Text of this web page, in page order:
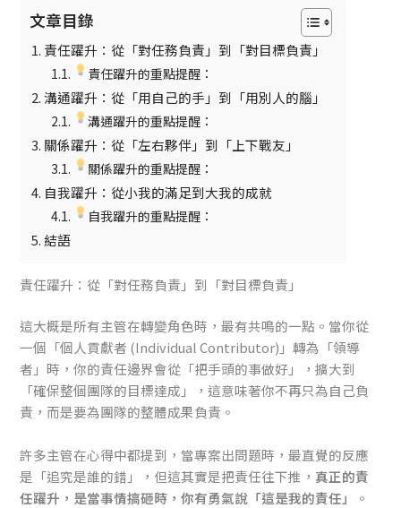
文章目錄
責任躍升：從「對任務負責」到「對目標負責」
責任躍升的重點提醒：
溝通躍升：從「用自己的手」到「用別人的腦」
溝通躍升的重點提醒：
關係躍升：從「左右夥伴」到「上下戰友」
關係躍升的重點提醒：
自我躍升：從小我的滿足到大我的成就
自我躍升的重點提醒：
結語
責任躍升：從「對任務負責」到「對目標負責」
這大概是所有主管在轉變角色時，最有共鳴的一點。當你從
一個「個人貢獻者 (Individual Contributor)」轉為「領導
者」時，你的責任邊界會從「把手頭的事做好」，擴大到
「確保整個團隊的目標達成」，這意味著你不再只為自己負
責，而是要為團隊的整體成果負責。
許多主管在心得中都提到，當專案出問題時，最直覺的反應
是「追究是誰的錯」，但這其實是把責任往下推， 真正的責
任躍升，是當事情搞砸時，你有勇氣說「這是我的責任」
。